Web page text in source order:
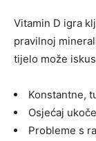
Vitamin D igra
pravilnoj
tijelo može
Konstantne,
Osjećaj
Probleme s